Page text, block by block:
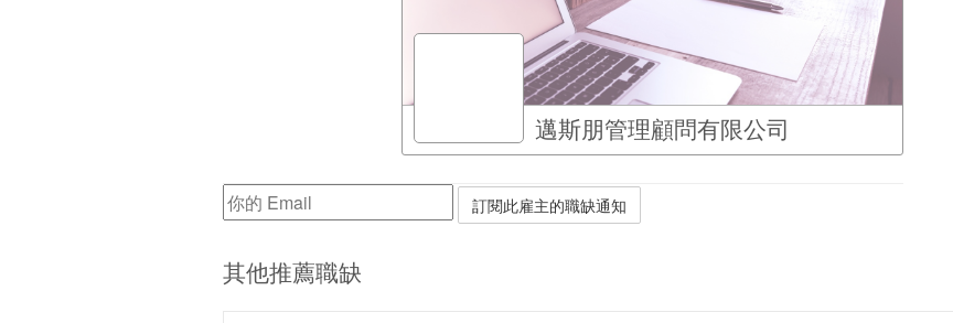
邁斯朋管理顧問有限公司
其他推薦職缺